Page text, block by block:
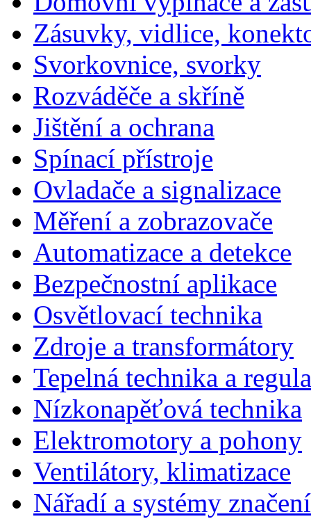
Zásuvky, vidlice,
Svorkovnice, svorky
Rozváděče a skříně
Jištění a ochrana
Spínací přístroje
Ovladače a signalizace
Měření a zobrazovače
Automatizace a detekce
Bezpečnostní aplikace
Osvětlovací technika
Zdroje a transformátory
Tepelná technika a
Nízkonapěťová technika
Elektromotory a pohony
Ventilátory, klimatizace
Nářadí a systémy značení